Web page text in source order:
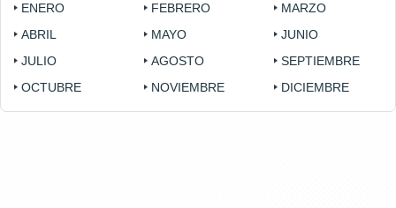
ENERO FEBRERO
MARZO
ABRIL
MAYO
JUNIO
JULIO
AGOSTO
SEPTIEMBRE
OCTUBRE
NOVIEMBRE DICIEMBRE